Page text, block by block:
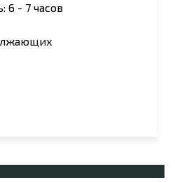
6 - 7 часов